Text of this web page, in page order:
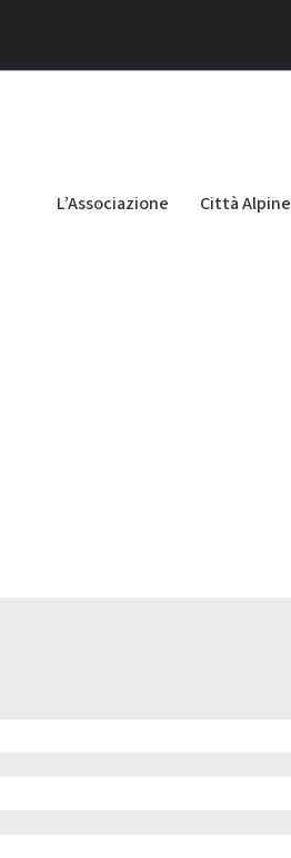
L’Associazione Città Alpine